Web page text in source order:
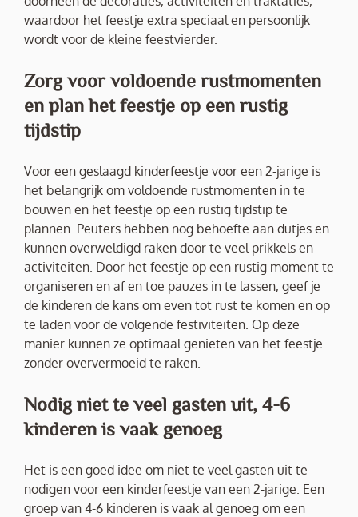
waardoor het feestje extra speciaal en persoonlijk
wordt voor de kleine feestvierder.
Zorg voor voldoende rustmomenten
en plan het feestje op een rustig
tijdstip
Voor een geslaagd kinderfeestje voor een 2-jarige is
het belangrijk om voldoende rustmomenten in te
bouwen en het feestje op een rustig tijdstip te
plannen. Peuters hebben nog behoefte aan dutjes en
kunnen overweldigd raken door te veel prikkels en
activiteiten. Door het feestje op een rustig moment te
organiseren en af en toe pauzes in te lassen, geef je
de kinderen de kans om even tot rust te komen en op
te laden voor de volgende festiviteiten. Op deze
manier kunnen ze optimaal genieten van het feestje
zonder oververmoeid te raken.
Nodig niet te veel gasten uit, 4-6
kinderen is vaak genoeg
Het is een goed idee om niet te veel gasten uit te
nodigen voor een kinderfeestje van een 2-jarige. Een
groep van 4-6 kinderen is vaak al genoeg om een